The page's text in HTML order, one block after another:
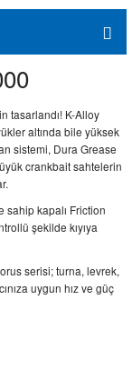
tasarlandı! K-Alloy
altında bile yüksek
sistemi, Dura Grease
crankbait sahtelerin
sahip kapalı Friction
şekilde kıyıya
serisi; turna, levrek,
uygun hız ve güç